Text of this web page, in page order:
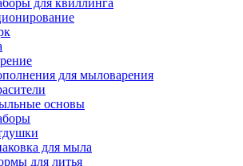
для квиллинга
для мыловарения
основы
для мыла
для литья